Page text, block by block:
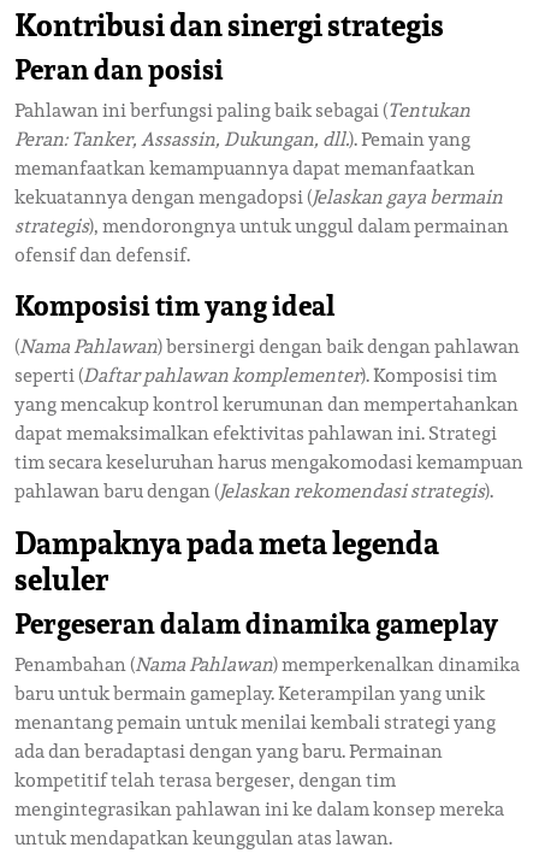
Kontribusi dan sinergi strategis
Peran dan posisi
Pahlawan ini berfungsi paling baik sebagai (Tentukan
Peran: Tanker, Assassin, Dukungan, dll.). Pemain yang
memanfaatkan kemampuannya dapat memanfaatkan
kekuatannya dengan mengadopsi (Jelaskan gaya bermain
strategis), mendorongnya untuk unggul dalam permainan
ofensif dan defensif.
Komposisi tim yang ideal
(Nama Pahlawan) bersinergi dengan baik dengan pahlawan
seperti (Daftar pahlawan komplementer). Komposisi tim
yang mencakup kontrol kerumunan dan mempertahankan
dapat memaksimalkan efektivitas pahlawan ini. Strategi
tim secara keseluruhan harus mengakomodasi kemampuan
pahlawan baru dengan (Jelaskan rekomendasi strategis).
Dampaknya pada meta legenda
seluler
Pergeseran dalam dinamika gameplay
Penambahan (Nama Pahlawan) memperkenalkan dinamika
baru untuk bermain gameplay. Keterampilan yang unik
menantang pemain untuk menilai kembali strategi yang
ada dan beradaptasi dengan yang baru. Permainan
kompetitif telah terasa bergeser, dengan tim
mengintegrasikan pahlawan ini ke dalam konsep mereka
untuk mendapatkan keunggulan atas lawan.